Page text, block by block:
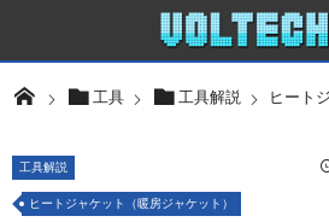
工具 工具解説 ヒート
工具解説
ヒートジャケット（暖房ジャケット）